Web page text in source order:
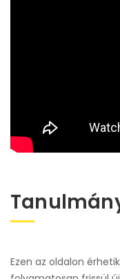
Ezen az oldalon